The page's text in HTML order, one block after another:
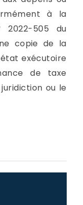
à la
2022-505 du
copie de la
exécutoire
de taxe
ou le